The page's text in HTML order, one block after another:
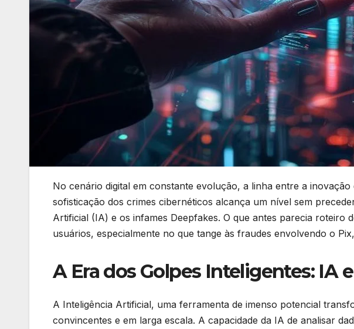
No cenário digital em constante evolução, a linha entre a
sofisticação dos crimes cibernéticos alcança um nível sem
Artificial (IA) e os infames Deepfakes. O que antes parecia
usuários, especialmente no que tange às fraudes envolvendo o
A Era dos Golpes Inteligentes: IA
A Inteligência Artificial, uma ferramenta de imenso potencial
convincentes e em larga escala. A capacidade da IA de analisar